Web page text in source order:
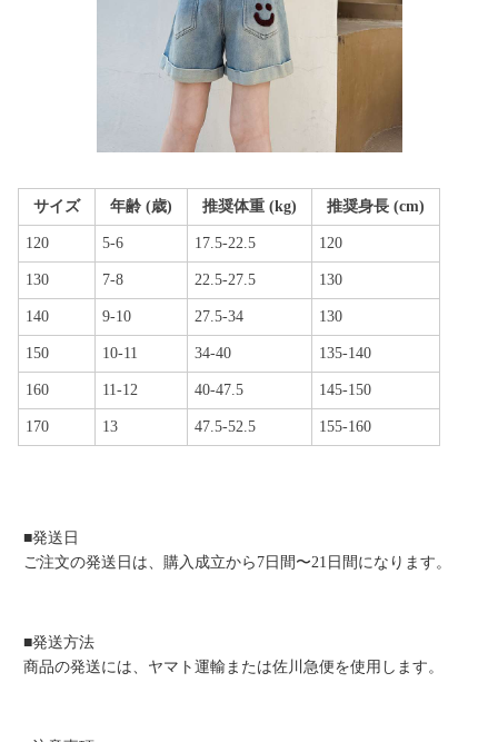
サイズ 年齢 (歳) 推奨体重 (kg) 推奨身長 (cm)
120 5-6 17.5-22.5 120
130 7-8 22.5-27.5 130
140 9-10 27.5-34 130
150 10-11 34-40 135-140
160 11-12 40-47.5 145-150
170 13 47.5-52.5 155-160
■発送日
ご注文の発送日は、購入成立から7日間〜21日間になります。
■発送方法
商品の発送には、ヤマト運輸または佐川急便を使用します。